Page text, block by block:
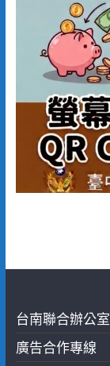
台南聯合辦公
廣告合作專線